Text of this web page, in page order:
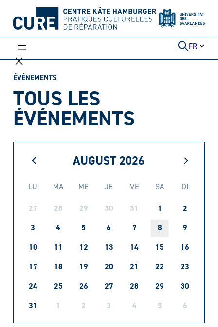
contenu
FR
ÉVÉNEMENTS
TOUS LES
ÉVÉNEMENTS
AUGUST 2026
LU MA ME JE VE SA DI
27 28 29 30 31 1
2
3
4 5 6 7 8
9
10
11 12 13 14 15
16
17
18 19 20 21 22
23
24
25 26 27 28 29
30
31
1 2 3 4 5 6